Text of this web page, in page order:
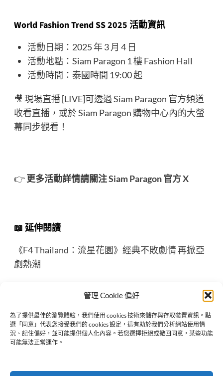
管理 Cookie 偏好
為了提供最佳的瀏覽體驗，我們使用 cookies 技術來儲存與存取裝置資訊。點
選「同意」代表您接受我們的 cookies 設定，這有助於我們分析網站使用情
況、記住偏好，並可能提供個人化內容。若您選擇拒絕或撤回同意，某些功能
可能無法正常運作。
World Fashion TrendSS 2025 活動資訊
活動日期：2025 年 3 月 4 日
活動地點：Siam Paragon 1 樓 Fashion Hall
活動時間：泰國時間 19:00 起
🎥 現場直播 [LIVE]可透過 Siam Paragon 官方頻道
收看直播，或於 Siam Paragon 購物中心內的大螢
幕同步觀看！
👉更多活動詳情請關注Siam Paragon 官方 X
📖 延伸閱讀
《F4 Thailand：流星花園》經典不敗劇情 再掀亞
劇熱潮
Previous:
Englot 2025 台北粉絲見面會 Anniversary ENGLOT is